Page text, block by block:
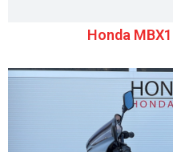
Honda